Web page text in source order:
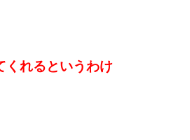
くれるというわけ